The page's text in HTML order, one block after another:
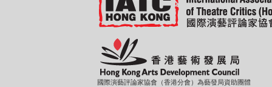
國際演藝評論家協會（香港分會）為藝發局資助團體